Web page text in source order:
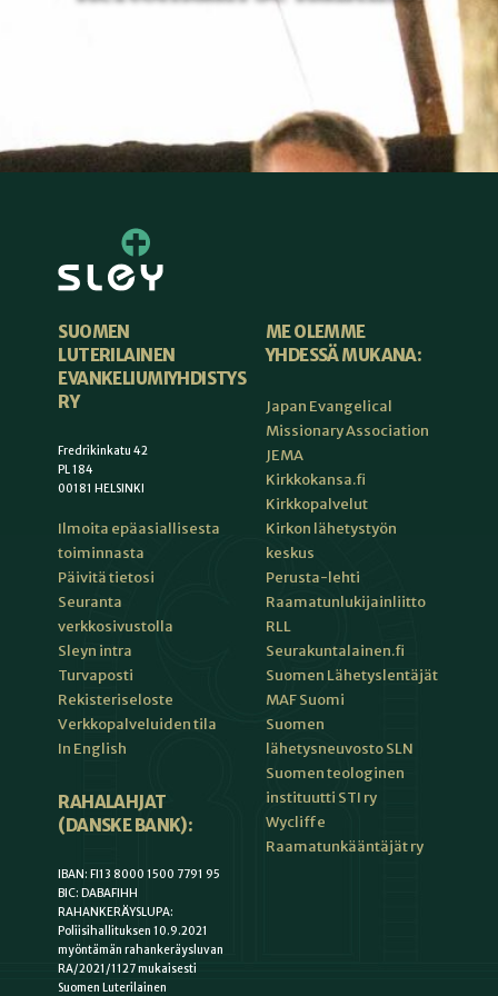
SUOMEN
LUTERILAINEN
EVANKELIUMIYHDISTYS
RY
Fredrikinkatu 42
PL 184
00181 HELSINKI
Ilmoita epäasiallisesta
toiminnasta
Päivitä tietosi
Seuranta
verkkosivustolla
Sleyn intra
Turvaposti
Rekisteriseloste
Verkkopalveluiden tila
In English
RAHALAHJAT
(DANSKE BANK):
IBAN: FI13 8000 1500 7791 95
BIC: DABAFIHH
RAHANKERÄYSLUPA:
Poliisihallituksen 10.9.2021
myöntämän rahankeräysluvan
RA/2021/1127 mukaisesti
Suomen Luterilainen
ME OLEMME
YHDESSÄ MUKANA:
Japan Evangelical
Missionary Association
JEMA
Kirkkokansa.fi
Kirkkopalvelut
Kirkon lähetystyön
keskus
Perusta-lehti
Raamatunlukijainliitto
RLL
Seurakuntalainen.fi
Suomen Lähetyslentäjät
MAF Suomi
Suomen
lähetysneuvosto SLN
Suomen teologinen
instituutti STI ry
Wycliffe
Raamatunkääntäjät ry